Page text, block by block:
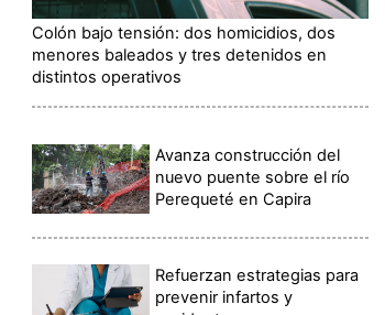
Colón bajo tensión: dos homicidios, dos
menores baleados y tres detenidos en
distintos operativos
Avanza construcción del
nuevo puente sobre el río
Perequeté en Capira
Refuerzan estrategias para
prevenir infartos y